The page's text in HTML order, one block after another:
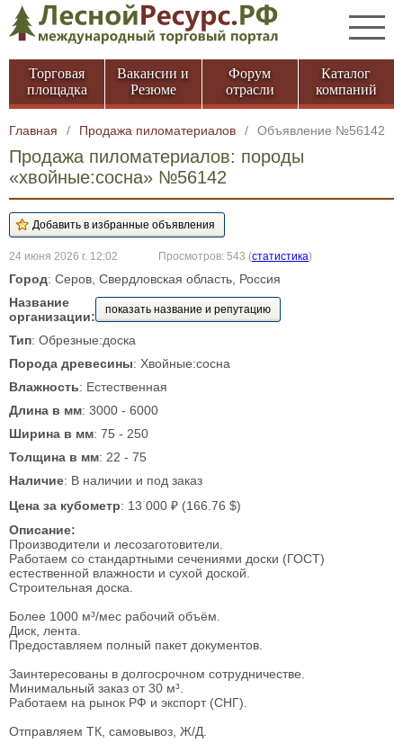
Торговая
площадка
Вакансии и
Резюме
Форум
отрасли
Каталог
компаний
Главная / Продажа пиломатериалов / Объявление №56142
Продажа пиломатериалов: породы
«хвойные:сосна» №56142
24 июня 2026 г. 12:02 Просмотров: 543 (статистика)
Город: Серов, Свердловская область, Россия
Название
организации:
показать название и репутацию
Тип: Обрезные:доска
Порода древесины: Хвойные:сосна
Влажность: Естественная
Длина в мм: 3000 - 6000
Ширина в мм: 75 - 250
Толщина в мм: 22 - 75
Наличие: В наличии и под заказ
Цена за кубометр: 13 000 ₽ (166.76 $)
Описание:
Производители и лесозаготовители.
Работаем со стандартными сечениями доски (ГОСТ)
естественной влажности и сухой доской.
Строительная доска.
Более 1000 м³/мес рабочий объём.
Диск, лента.
Предоставляем полный пакет документов.
Заинтересованы в долгосрочном сотрудничестве.
Минимальный заказ от 30 м³.
Работаем на рынок РФ и экспорт (СНГ).
Отправляем ТК, самовывоз, Ж/Д.